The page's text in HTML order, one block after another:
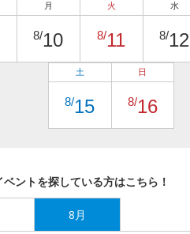
月
8/10
火
8/11
水
8/12
土
8/15
日
8/16
ントを探している方はこちら！
8月